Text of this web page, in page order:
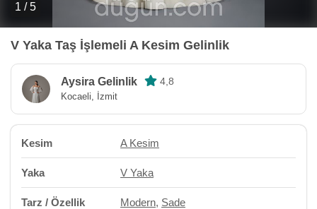
1 / 5
V Yaka Taş İşlemeli A Kesim Gelinlik
Aysira Gelinlik 4,8
Kocaeli, İzmit
Kesim A Kesim
Yaka V Yaka
Tarz / Özellik Modern, Sade